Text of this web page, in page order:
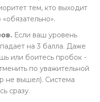
тем, кто выходит
Если ваш уровень
на 3 балла. Даже
или боитесь пробок -
по уважительной
не вышел). Система
сразу.